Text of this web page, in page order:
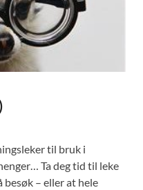
til bruk i
Ta deg tid til leke
besøk – eller at hele